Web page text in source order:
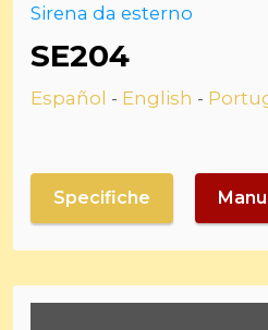
Sirena da esterno
SE204
Español - English -
Specifiche